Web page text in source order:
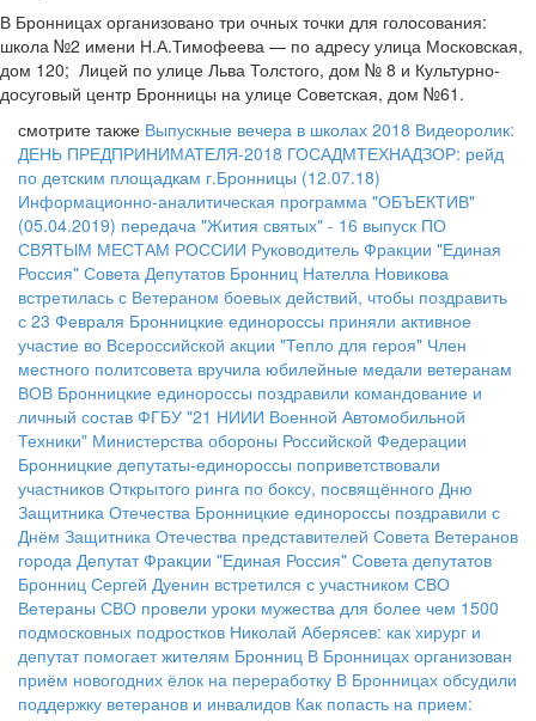
В Бронницах организовано три очных точки для голосования:
школа №2 имени Н.А.Тимофеева — по адресу улица Московская,
дом 120; Лицей по улице Льва Толстого, дом № 8 и Культурно-
досуговый центр Бронницы на улице Советская, дом №61.
смотрите также Выпускные вечера в школах 2018 Видеоролик:
ДЕНЬ ПРЕДПРИНИМАТЕЛЯ-2018 ГОСАДМТЕХНАДЗОР: рейд
по детским площадкам г.Бронницы (12.07.18)
Информационно-аналитическая программа "ОБЪЕКТИВ"
(05.04.2019) передача "Жития святых" - 16 выпуск ПО
СВЯТЫМ МЕСТАМ РОССИИ Руководитель Фракции "Единая
Россия" Совета Депутатов Бронниц Нателла Новикова
встретилась с Ветераном боевых действий, чтобы поздравить
с 23 Февраля Бронницкие единороссы приняли активное
участие во Всероссийской акции "Тепло для героя" Член
местного политсовета вручила юбилейные медали ветеранам
ВОВ Бронницкие единороссы поздравили командование и
личный состав ФГБУ "21 НИИИ Военной Автомобильной
Техники" Министерства обороны Российской Федерации
Бронницкие депутаты-единороссы поприветствовали
участников Открытого ринга по боксу, посвящённого Дню
Защитника Отечества Бронницкие единороссы поздравили с
Днём Защитника Отечества представителей Совета Ветеранов
города Депутат Фракции "Единая Россия" Совета депутатов
Бронниц Сергей Дуенин встретился с участником СВО
Ветераны СВО провели уроки мужества для более чем 1500
подмосковных подростков Николай Аберясев: как хирург и
депутат помогает жителям Бронниц В Бронницах организован
приём новогодних ёлок на переработку В Бронницах обсудили
поддержку ветеранов и инвалидов Как попасть на прием: